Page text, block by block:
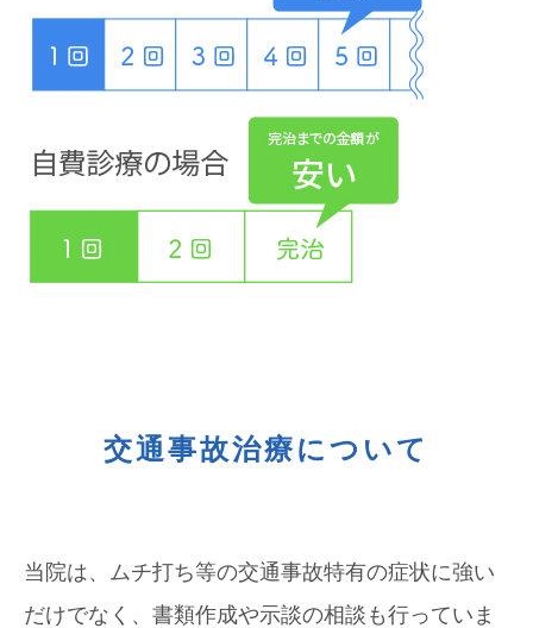
交通事故治療について
当院は、ムチ打ち等の交通事故特有の症状に強い
だけでなく、書類作成や示談の相談も行っていま